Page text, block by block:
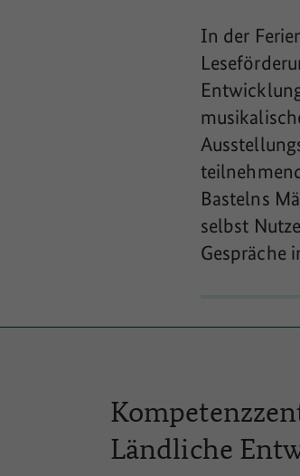
In der
Bastelns
selbst
Gespräche
Ländliche